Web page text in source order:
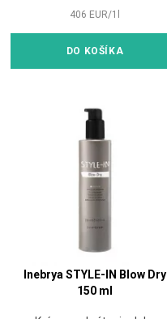
406 EUR/1
DO KOŠÍKA
Inebrya STYLE-IN Blow Dry
150 ml